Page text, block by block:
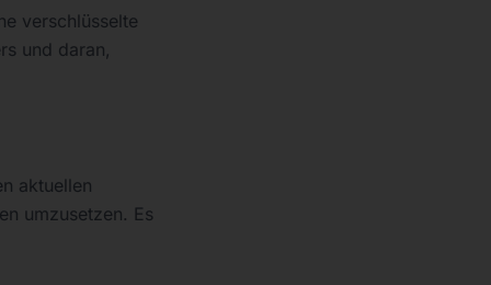
verschlüsselte
und daran,
aktuellen
umzusetzen. Es